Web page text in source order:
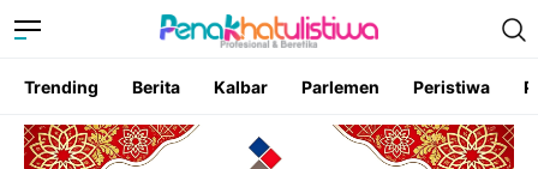
Trending Berita Kalbar Parlemen Peristiwa